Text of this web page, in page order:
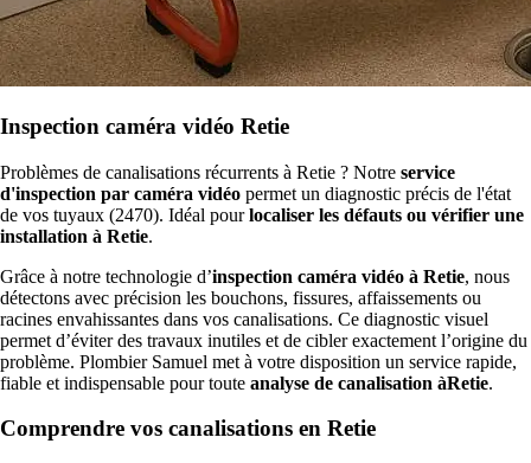
Inspection caméra vidéo Retie
Problèmes de canalisations récurrents à Retie ? Notre service
d'inspection par caméra vidéo permet un diagnostic précis de l'état
de vos tuyaux (2470). Idéal pourlocaliser les défauts ou vérifier une
installation à Retie.
Grâce à notre technologie d’inspection caméra vidéo à Retie, nous
détectons avec précision les bouchons, fissures, affaissements ou
racines envahissantes dans vos canalisations. Ce diagnostic visuel
permet d’éviter des travaux inutiles et de cibler exactement l’origine du
problème. Plombier Samuel met à votre disposition un service rapide,
fiable et indispensable pour toute analyse de canalisation àRetie.
Comprendre vos canalisations en Retie